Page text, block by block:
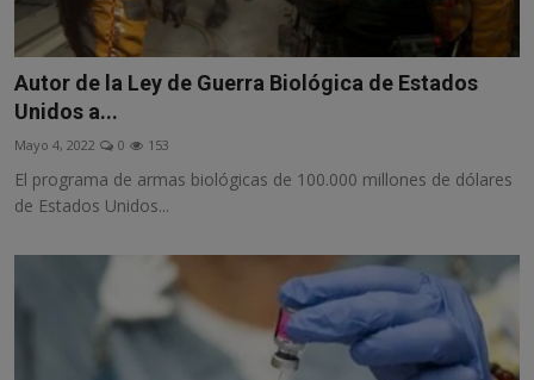
Autor de la Ley de Guerra Biológica de Estados
Unidos a...
Mayo 4, 2022 0 153
El programa de armas biológicas de 100.000 millones de dólares
de Estados Unidos...